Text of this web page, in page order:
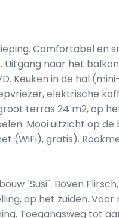
Comfortabel en
naar het
Keuken in de hal
elektrische
terras 24 m2, op
Mooi uitzicht op
(WiFi), gratis).
"Susi". Boven
op het zuiden. Voor
Toegangsweg tot